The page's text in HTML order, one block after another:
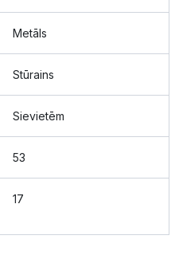
Metāls
Stūrains
Sievietēm
53
17